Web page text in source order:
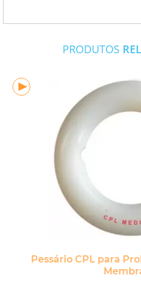
PRODUTOS
Pessário CPL para